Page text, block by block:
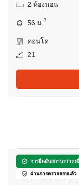
2 ห้องนอน
56 ม.2
คอนโด
21
การยืนยันสถานะว่าง เ
ผ่านการตรวจสอบแล้ว
เซอร์วิสอพาร์
ใกล้ ARL หัวห